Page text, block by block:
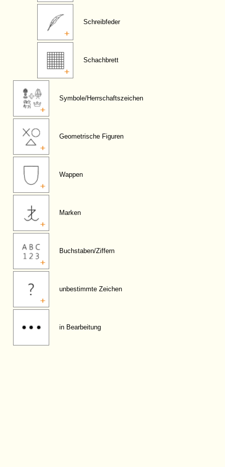
Schreibfeder
Schachbrett
Symbole/Herrschaftszeichen
Geometrische Figuren
Wappen
Marken
Buchstaben/Ziffern
unbestimmte Zeichen
in Bearbeitung